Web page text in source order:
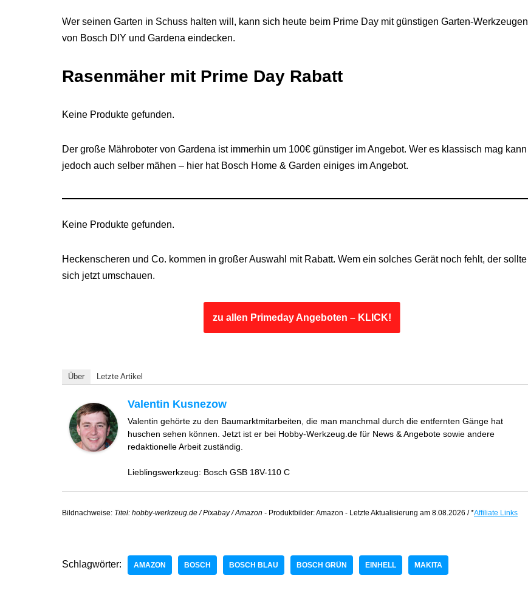
Wer seinen Garten in Schuss halten will, kann sich heute beim Prime Day mit günstigen Garten-Werkzeugen
von Bosch DIY und Gardena eindecken.
Rasenmäher mit Prime Day Rabatt
Keine Produkte gefunden.
Der große Mähroboter von Gardena ist immerhin um 100€ günstiger im Angebot. Wer es klassisch mag kann
jedoch auch selber mähen – hier hat Bosch Home & Garden einiges im Angebot.
Keine Produkte gefunden.
Heckenscheren und Co. kommen in großer Auswahl mit Rabatt. Wem ein solches Gerät noch fehlt, der sollte
sich jetzt umschauen.
zu allen Primeday Angeboten – KLICK!
Über Letzte Artikel
Valentin Kusnezow
Valentin gehörte zu den Baumarktmitarbeiten, die man manchmal durch die entfernten Gänge hat
huschen sehen können. Jetzt ist er bei Hobby-Werkzeug.de für News & Angebote sowie andere
redaktionelle Arbeit zuständig.
Lieblingswerkzeug: Bosch GSB 18V-110 C
Bildnachweise: Titel: hobby-werkzeug.de / Pixabay / Amazon - Produktbilder: Amazon - Letzte Aktualisierung am 8.08.2026 / *Affiliate Links
Schlagwörter: AMAZON BOSCH BOSCH BLAU BOSCH GRÜN EINHELL MAKITA